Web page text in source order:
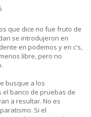
que dice no fue fruto de
se introdujeron en
en podemos y en c's,
libre, pero no
busque a los
el banco de pruebas de
a resultar. No es
Si el